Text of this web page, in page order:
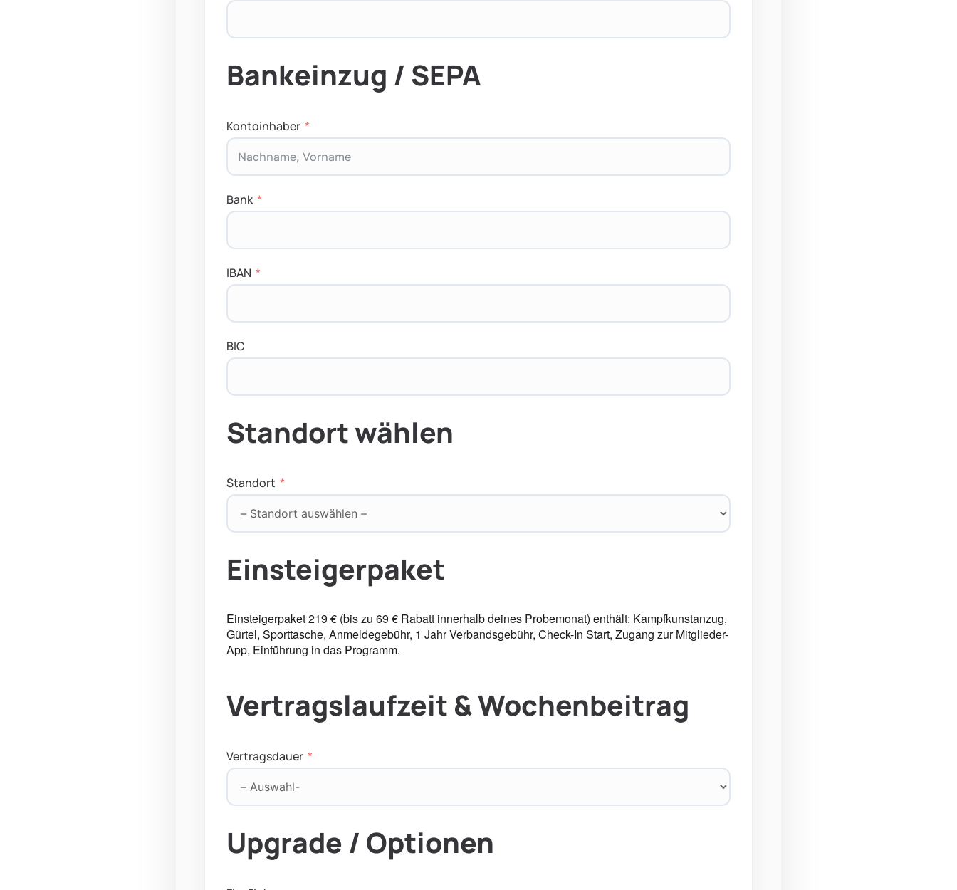
Bankeinzug / SEPA
Kontoinhaber
Bank
IBAN
BIC
Standort wählen
Standort
Einsteigerpaket
Einsteigerpaket 219 € (bis zu 69 € Rabatt innerhalb deines Probemonat) enthält: Kampfkunstanzug,
Gürtel, Sporttasche, Anmeldegebühr, 1 Jahr Verbandsgebühr, Check-In Start, Zugang zur Mitglieder-
App, Einführung in das Programm.
Vertragslaufzeit & Wochenbeitrag
Vertragsdauer
Upgrade / Optionen